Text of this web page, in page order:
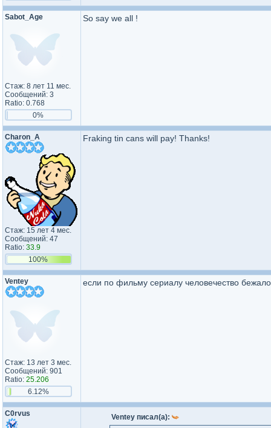
Sabot_Age
Стаж: 8 лет 11 мес.
Сообщений: 3
Ratio: 0.768
0%
So say we all !
Charon_A
Стаж: 15 лет 4 мес.
Сообщений: 47
Ratio: 33.9
100%
Fraking tin cans will pay! Thanks!
Ventey
Стаж: 13 лет 3 мес.
Сообщений: 901
Ratio: 25.206
6.12%
если по фильму сериалу человечество
C0rvus Ventey писал(а):